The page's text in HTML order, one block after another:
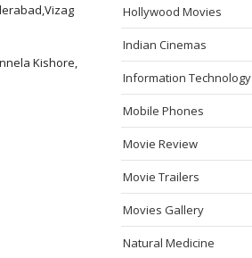
Kishore,
Hollywood Movies
Indian Cinemas
Information Technology
Mobile Phones
Movie Review
Movie Trailers
Movies Gallery
Natural Medicine